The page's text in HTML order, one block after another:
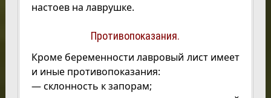
настоев на лаврушке.
Противопоказания.
Кроме беременности лавровый лист имеет
и иные противопоказания:
— склонность к запорам;